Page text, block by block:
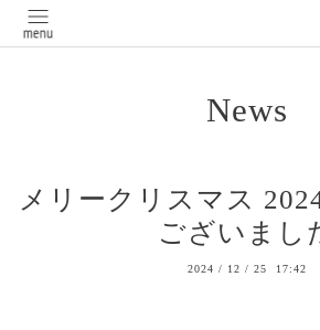
News
メリークリスマス
ございまし
2024 / 12 / 25 17:42